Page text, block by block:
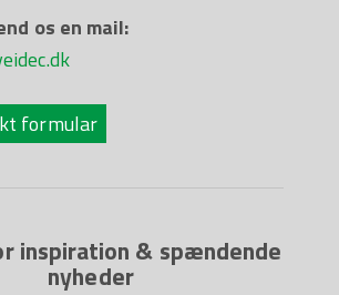
os en mail:
formular
inspiration & spændende
nyheder